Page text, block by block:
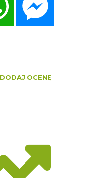
DODAJ OCENĘ
Trasa